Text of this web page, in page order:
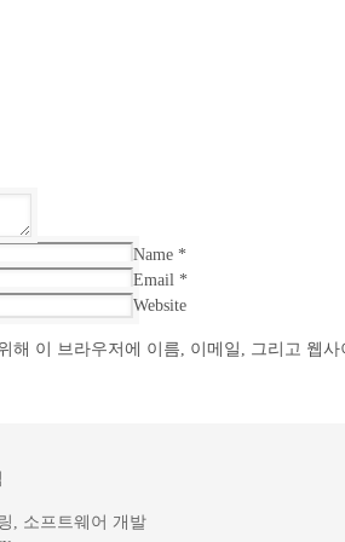
Name *
Email *
Website
해 이 브라우저에 이름, 이메일, 그리고 웹
, 소프트웨어 개발